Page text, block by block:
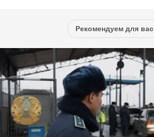
Рекомендуем для вас